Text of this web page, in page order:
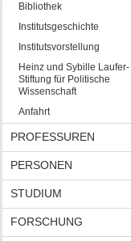
Bibliothek
Institutsgeschichte
Institutsvorstellung
Heinz und Sybille Laufer-
Stiftung für Politische
Wissenschaft
Anfahrt
PROFESSUREN
PERSONEN
STUDIUM
FORSCHUNG